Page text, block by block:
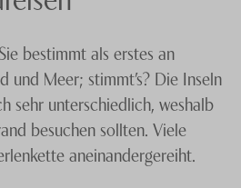
AGB
Jobs
bestimmt als erstes an
und Meer; stimmt’s? Die Inseln
sehr unterschiedlich, weshalb
besuchen sollten. Viele
aneinandergereiht.